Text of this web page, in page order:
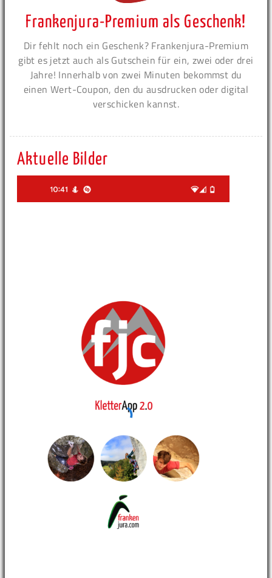
Frankenjura-Premium als Geschenk!
Dir fehlt noch ein Geschenk? Frankenjura-Premium
gibt es jetzt auch als Gutschein für ein, zwei oder drei
Jahre! Innerhalb von zwei Minuten bekommst du
einen Wert-Coupon, den du ausdrucken oder digital
verschicken kannst.
Aktuelle Bilder